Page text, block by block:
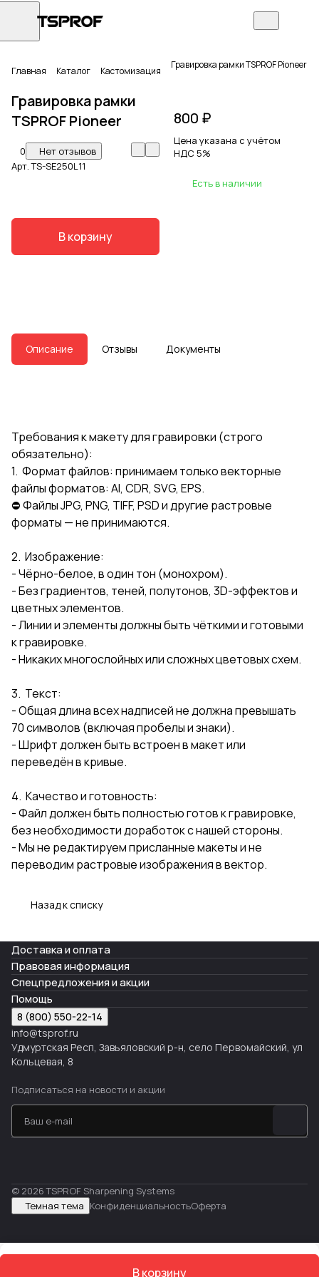
Главная Каталог Кастомизация Гравировка рамки TSPROF Pioneer
Гравировка рамки
TSPROF Pioneer
0
Нет отзывов
Арт.TS-SE250L11
В корзину
800 ₽
Цена указана с учётом
НДС 5%
Есть в наличии
Описание Отзывы Документы
Требования к макету для гравировки (строго
обязательно):
1. Формат файлов: принимаем только векторные
файлы форматов: AI, CDR, SVG, EPS.
⛔️ Файлы JPG, PNG, TIFF, PSD и другие растровые
форматы — не принимаются.
2. Изображение:
- Чёрно-белое, в один тон (монохром).
- Без градиентов, теней, полутонов, 3D-эффектов и
цветных элементов.
- Линии и элементы должны быть чёткими и готовыми
к гравировке.
- Никаких многослойных или сложных цветовых схем.
3. Текст:
- Общая длина всех надписей не должна превышать
70 символов (включая пробелы и знаки).
- Шрифт должен быть встроен в макет или
переведён в кривые.
4. Качество и готовность:
- Файл должен быть полностью готов к гравировке,
без необходимости доработок с нашей стороны.
- Мы не редактируем присланные макеты и не
переводим растровые изображения в вектор.
Назад к списку
В корзину
Доставка и оплата
Правовая информация
Спецпредложения и акции
Помощь
8 (800) 550-22-14
info@tsprof.ru
Удмуртская Респ, Завьяловский р-н, село Первомайский, ул
Кольцевая, 8
Подписаться на новости и акции
© 2026 TSPROF Sharpening Systems
Темная тема КонфиденциальностьОферта